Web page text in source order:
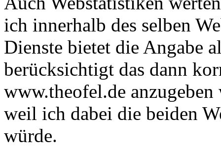
ich innerhalb des selben
Dienste bietet die Angabe
berücksichtigt das dann
www.theofel.de
weil ich dabei die beiden
würde.